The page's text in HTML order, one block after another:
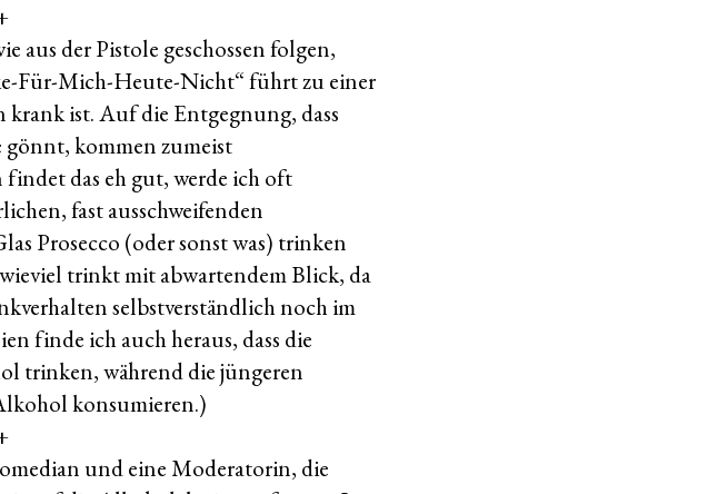
aus der Pistole geschossen folgen,
Für-Mich-Heute-Nicht“ führt zu einer
krank ist. Auf die Entgegnung, dass
gönnt, kommen zumeist
das eh gut, werde ich oft
fast ausschweifenden
Prosecco (oder sonst was) trinken
trinkt mit abwartendem Blick, da
selbstverständlich noch im
finde ich auch heraus, dass die
trinken, während die jüngeren
konsumieren.)
und eine Moderatorin, die